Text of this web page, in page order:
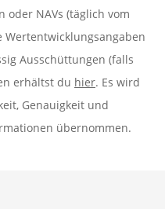
oder NAVs (täglich vom
Ausschüttungen (falls
erhältst du hier. Es wird
Genauigkeit und
übernommen.